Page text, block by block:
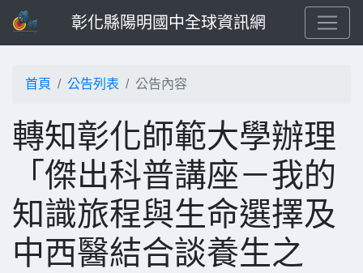
彰化縣陽明國中全球資訊網
首頁 公告列表 公告內容
轉知彰化師範大學辦理
「傑出科普講座－我的
知識旅程與生命選擇及
中西醫結合談養生之